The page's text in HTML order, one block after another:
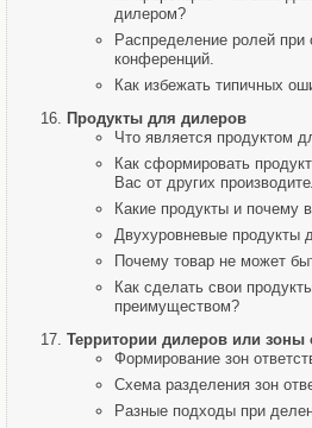
дилером?
Распределение ролей при
конференций.
Как избежать типичных
Продукты для дилеров
Что является продуктом
Как сформировать
Вас от других
Какие продукты и почему
Двухуровневые продукты
Почему товар не может
Как сделать свои
преимуществом?
Территории дилеров или зоны
Формирование зон
Схема разделения зон
Разные подходы при